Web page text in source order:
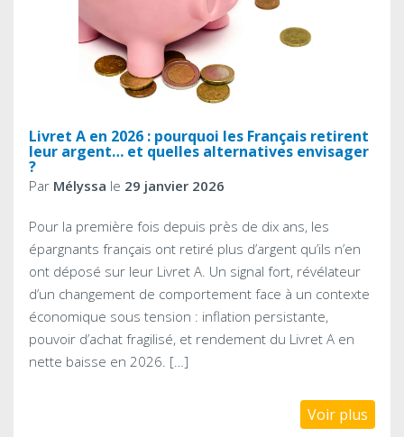
Livret A en 2026 : pourquoi les Français retirent
leur argent… et quelles alternatives envisager
?
Par Mélyssa le 29 janvier 2026
Pour la première fois depuis près de dix ans, les
épargnants français ont retiré plus d’argent qu’ils n’en
ont déposé sur leur Livret A. Un signal fort, révélateur
d’un changement de comportement face à un contexte
économique sous tension : inflation persistante,
pouvoir d’achat fragilisé, et rendement du Livret A en
nette baisse en 2026. […]
Voir plus